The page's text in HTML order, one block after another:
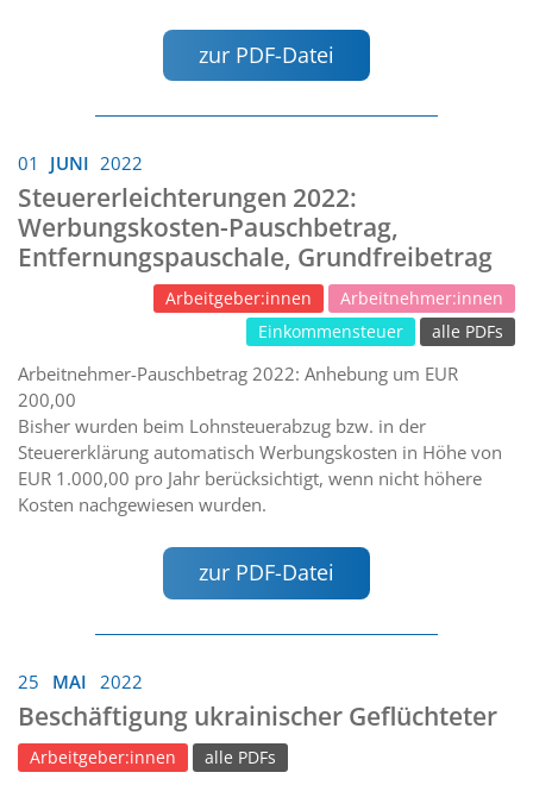
zur PDF-Datei
01 JUNI 2022
Steuererleichterungen 2022:
Werbungskosten-Pauschbetrag,
Entfernungspauschale, Grundfreibetrag
Arbeitgeber:innen
Arbeitnehmer:innen
Einkommensteuer
alle PDFs
Arbeitnehmer-Pauschbetrag 2022: Anhebung um EUR
200,00
Bisher wurden beim Lohnsteuerabzug bzw. in der
Steuererklärung automatisch Werbungskosten in Höhe von
EUR 1.000,00 pro Jahr berücksichtigt, wenn nicht höhere
Kosten nachgewiesen wurden.
zur PDF-Datei
25 MAI 2022
Beschäftigung ukrainischer Geflüchteter
Arbeitgeber:innen alle PDFs